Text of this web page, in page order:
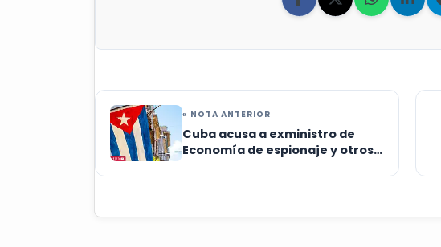
« NOTA ANTERIOR
Cuba acusa a exministro de
Economía de espionaje y otros